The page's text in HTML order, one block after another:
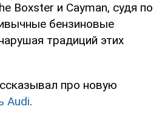
Boxster и Cayman, судя по
бензиновые
традиций этих
про новую
Audi.